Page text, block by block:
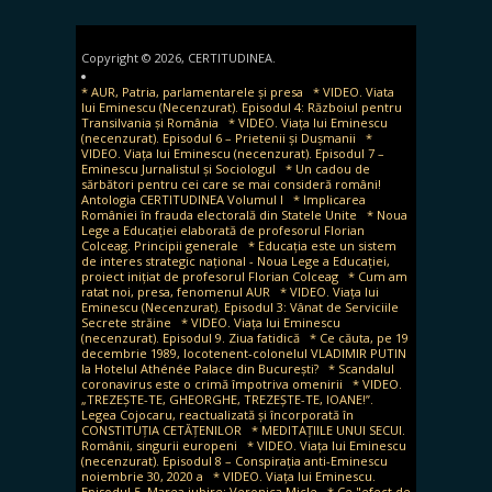
Copyright © 2026, CERTITUDINEA.
* AUR, Patria, parlamentarele și presa
* VIDEO. Viata
lui Eminescu (Necenzurat). Episodul 4: Războiul pentru
Transilvania și România
* VIDEO. Viața lui Eminescu
(necenzurat). Episodul 6 – Prietenii și Dușmanii
*
VIDEO. Viața lui Eminescu (necenzurat). Episodul 7 –
Eminescu Jurnalistul și Sociologul
* Un cadou de
sărbători pentru cei care se mai consideră români!
Antologia CERTITUDINEA Volumul I
* Implicarea
României în frauda electorală din Statele Unite
* Noua
Lege a Educației elaborată de profesorul Florian
Colceag. Principii generale
* Educația este un sistem
de interes strategic național - Noua Lege a Educației,
proiect inițiat de profesorul Florian Colceag * Cum am
ratat noi, presa, fenomenul AUR * VIDEO. Viața lui
Eminescu (Necenzurat). Episodul 3: Vânat de Serviciile
Secrete străine
* VIDEO. Viața lui Eminescu
(necenzurat). Episodul 9. Ziua fatidică * Ce căuta, pe 19
decembrie 1989, locotenent-colonelul VLADIMIR PUTIN
la Hotelul Athénée Palace din București? * Scandalul
coronavirus este o crimă împotriva omenirii
* VIDEO.
„TREZEȘTE-TE, GHEORGHE, TREZEȘTE-TE, IOANE!”.
Legea Cojocaru, reactualizată și încorporată în
CONSTITUȚIA CETĂȚENILOR * MEDITAȚIILE UNUI SECUI.
Românii, singurii europeni
* VIDEO. Viața lui Eminescu
(necenzurat). Episodul 8 – Conspirația anti-Eminescu
noiembrie 30, 2020 a
* VIDEO. Viața lui Eminescu.